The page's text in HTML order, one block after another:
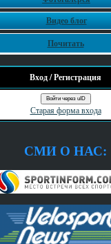
Видео блог
Почитать
Вход / Регистрация
Войти через uID
Старая форма входа
СМИ О НАС: